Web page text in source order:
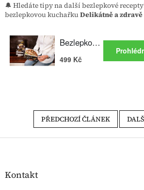
🔔 Hledáte tipy na další bezlepkové
bezlepkovou kuchařkuDelikátně a
PŘEDCHOZÍ ČLÁNEK
Zápatí
Kontakt